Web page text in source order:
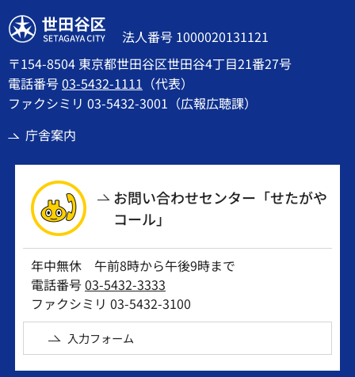
世田谷区
法人番号 1000020131121
〒154-8504 東京都世田谷区世田谷4丁目21番27号
電話番号03-5432-1111 （代表）
ファクシミリ 03-5432-3001（広報広聴課）
庁舎案内
お問い合わせセンター「せたがや
コール」
年中無休 午前8時から午後9時まで
電話番号03-5432-3333
ファクシミリ 03-5432-3100
入力フォーム